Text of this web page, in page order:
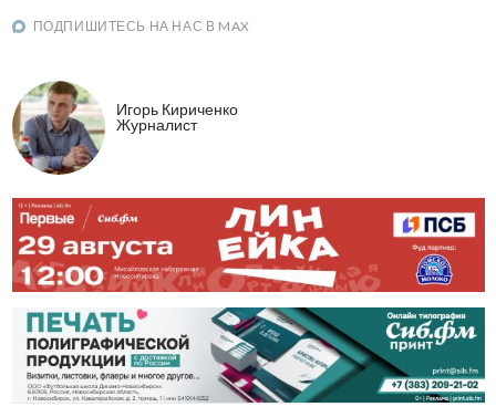
ПОДПИШИТЕСЬ НА НАС В MAX
Игорь Кириченко
Журналист